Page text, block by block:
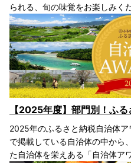
られる、旬の味覚をお楽しみく
【2025年度】部門別！ふ
2025年のふるさと納税自治体
で掲載している自治体の中から
た自治体を栄えある「自治体ア